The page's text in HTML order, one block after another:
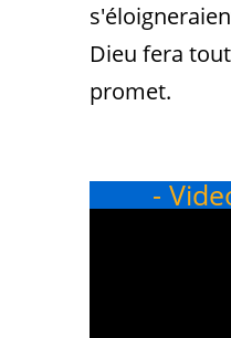
Dieu fera
promet.
-